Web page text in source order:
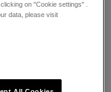
su joyería
plata esterlina y
on "Cookie settings" .
data, please visit